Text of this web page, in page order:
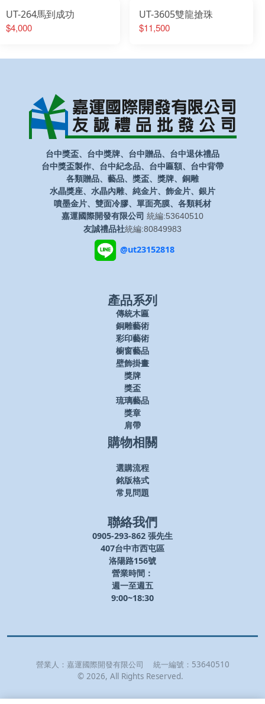
UT-264馬到成功
$4,000
UT-3605雙龍搶珠
$11,500
台中獎盃、台中獎牌、台中贈品、台中退休禮品
台中獎盃製作、台中紀念品、台中匾額、台中背帶
各類贈品、藝品、獎盃、獎牌、銅雕
水晶獎座、水晶內雕、純金片、飾金片、銀片
噴墨金片、雙面冷膠、單面亮膜、各類耗材
嘉運國際開發有限公司 統編:53640510
友誠禮品社統編:80849983
@ut23152818
產品系列
傳統木匾
銅雕藝術
彩印藝術
櫥窗藝品
壁飾掛畫
獎牌
獎盃
琉璃藝品
獎章
肩帶
購物相關
選購流程
銘版格式
常見問題
聯絡我們
0905-293-862 張先生
407台中市西屯區
洛陽路156號
營業時間：
週一至週五
9:00~18:30
營業人： 嘉運國際開發有限公司 統一編號： 53640510
© 2026, All Rights Reserved.